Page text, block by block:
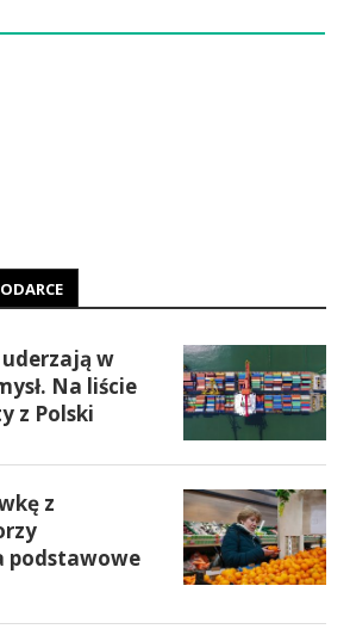
w
Na liście
z Polski
z
podstawowe